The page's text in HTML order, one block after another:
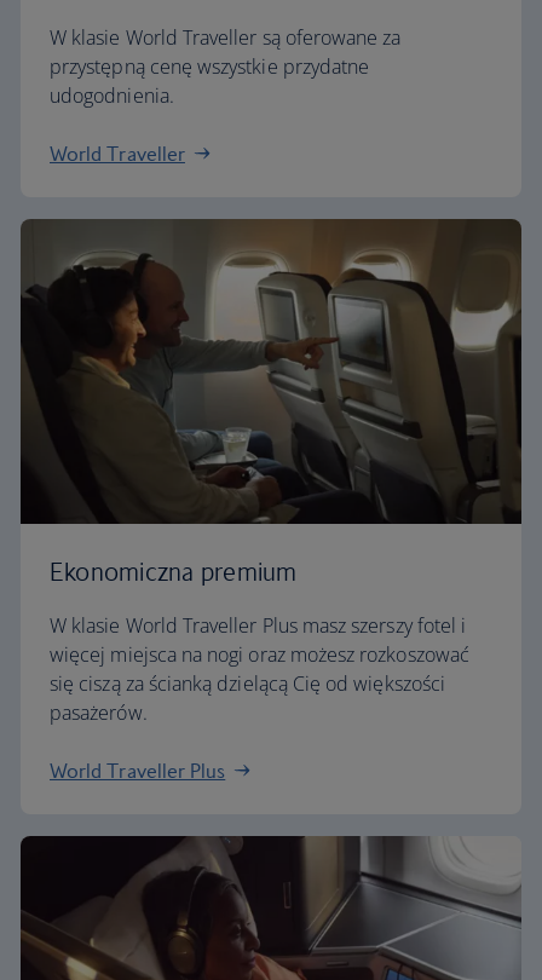
W klasie World Traveller są oferowane za
przystępną cenę wszystkie przydatne
udogodnienia.
World Traveller
Ekonomiczna premium
W klasie World Traveller Plus masz szerszy fotel i
więcej miejsca na nogi oraz możesz rozkoszować
się ciszą za ścianką dzielącą Cię od większości
pasażerów.
World Traveller Plus